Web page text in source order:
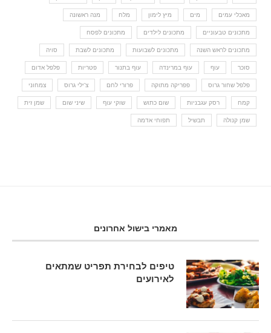
מאכלי עמים מים מיץ לימון מלח מנה ראשונה
מתכונים טבעוניים מתכונים לילדים מתכונים לפסח
מתכונים לראש השנה מתכונים לשבועות מתכונים לשבת סויה
סוכר עוף עוף במרינדה עוף בתנור פטריות פלפל אדום
פלפל שחור גרוס פפריקה מתוקה פרורי לחם צ'ילי גרוס צמחוני
קמח רסק עגבניות שום כתוש שוקי עוף שיני שום שמן זית
שמן קנולה תבשיל תפוחי אדמה
מאמרי בישול אחרונים
טיפים לבחירת תפריט שמתאים
לאירועים